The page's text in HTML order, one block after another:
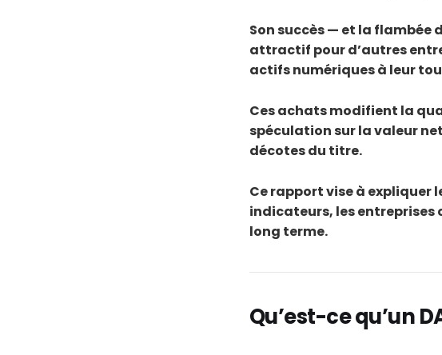
Son succès — et la flambée
attractif pour d’autres
actifs numériques à leur
Ces achats modifient la
spéculation sur la valeur
décotes du titre.
Ce rapport vise à expliquer
indicateurs, les entreprises
long terme.
Qu’est-ce qu’un